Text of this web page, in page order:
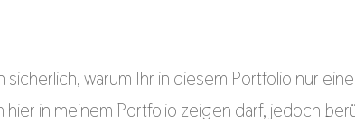
sicherlich, warum Ihr in diesem Portfolio nur
hier in meinem Portfolio zeigen darf, jedoch